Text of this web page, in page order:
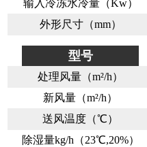
输入冷冻水冷量（Kw）
外形尺寸（mm）
型号
处理风量（m²/h）
新风量（m²/h）
送风温度（℃）
除湿量kg/h（23℃,20%）